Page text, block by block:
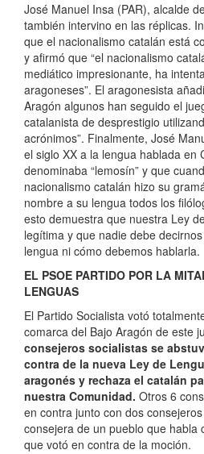
José Manuel Insa (PAR), alcalde
también intervino en las réplicas.
que el nacionalismo catalán está
y afirmó que “el nacionalismo
mediático impresionante, ha
aragoneses”. El aragonesista
Aragón algunos han seguido el
catalanista de desprestigio
acrónimos”. Finalmente, José
el siglo XX a la lengua hablada en
denominaba “lemosín” y que
nacionalismo catalán hizo su
nombre a su lengua todos los
esto demuestra que nuestra Ley
legítima y que nadie debe
lengua ni cómo debemos hablarla.
EL PSOE PARTIDO POR LA
LENGUAS
El Partido Socialista votó
comarca del Bajo Aragón de este
consejeros socialistas se
contra de la nueva Ley de
aragonés y rechaza el catalán
nuestra Comunidad. Otros 6
en contra junto con dos
consejera de un pueblo que habla
que votó en contra de la moción.